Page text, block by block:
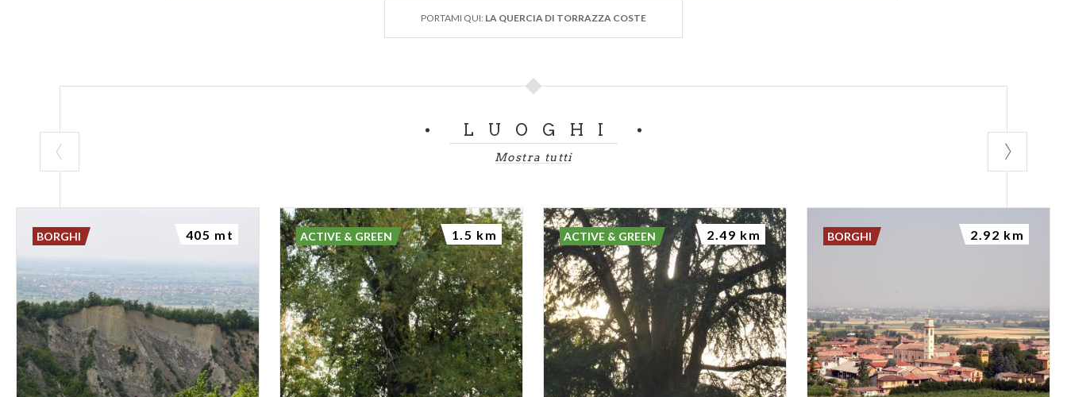
PORTAMI QUI: LA QUERCIA DI TORRAZZA COSTE
LUOGHI
Mostra tutti
BORGHI 405 mt ACTIVE & GREEN 1.5 km ACTIVE & GREEN 2.49 km BORGHI 2.92 km